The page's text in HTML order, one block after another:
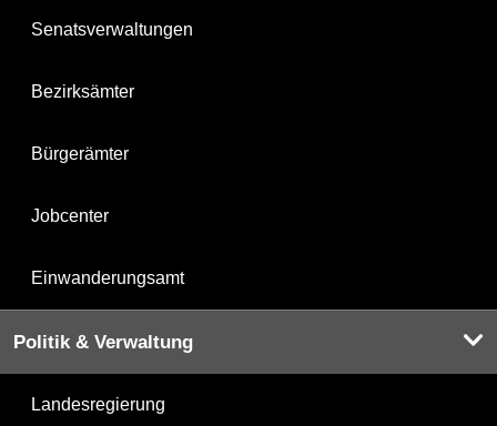
Senatsverwaltungen
Bezirksämter
Bürgerämter
Jobcenter
Einwanderungsamt
Politik & Verwaltung
Landesregierung